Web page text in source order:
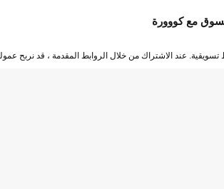
مع كووورة
عند الاشتراك من خلال الروابط المقدمة ، قد نربح